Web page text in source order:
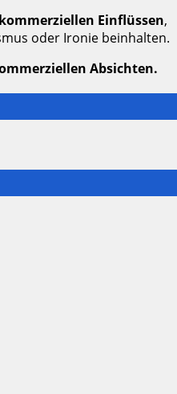
Einflüssen,
oder Ironie beinhalten.
Absichten.